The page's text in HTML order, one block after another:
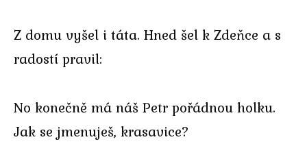
Z domu vyšel i táta. Hned šel k Zdeňce a s
radostí pravil:
No konečně má náš Petr pořádnou holku.
Jak se jmenuješ, krasavice?